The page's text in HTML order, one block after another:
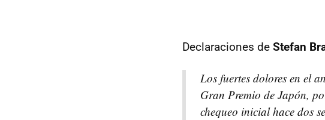
Declaraciones de Stefan
Los fuertes dolores en el
Gran Premio de Japón,
chequeo inicial hace dos